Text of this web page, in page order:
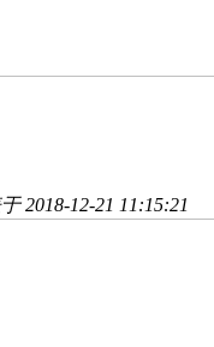
2018-12-21 11:15:21